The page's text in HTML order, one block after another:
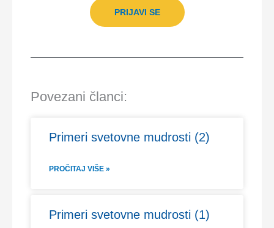
PRIJAVI SE
Povezani članci:
Primeri svetovne mudrosti (2)
PROČITAJ VIŠE »
Primeri svetovne mudrosti (1)